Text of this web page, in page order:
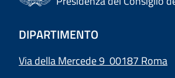
DIPARTIMENTO
Via della Mercede 9 00187 Roma